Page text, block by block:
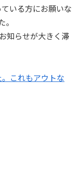
いる方にお願いな
知らせが大きく滞
これもアウトな